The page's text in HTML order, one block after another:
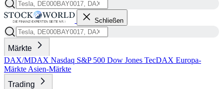
Schließen
Märkte
DAX/MDAX Nasdaq S&P 500 Dow Jones TecDAX Europa-
Märkte Asien-Märkte
Trading